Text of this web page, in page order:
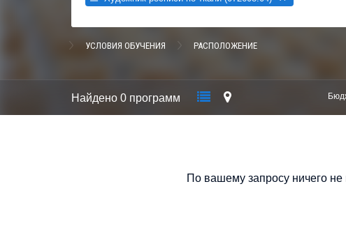
УСЛОВИЯ ОБУЧЕНИЯ РАСПОЛОЖЕНИЕ
Найдено 0 программ
По вашему запросу ничего